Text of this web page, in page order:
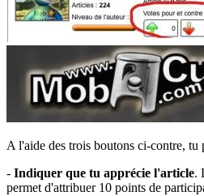
A l'aide des trois boutons ci-contre, tu
- Indiquer que tu apprécie l'article.
permet d'attribuer 10 points de